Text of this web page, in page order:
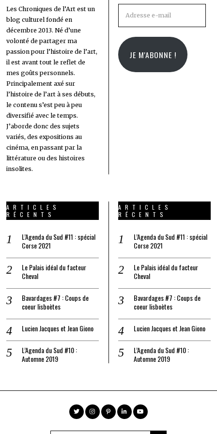
Les Chroniques de l’Art est un
blog culturel fondé en
décembre 2013. Né d’une
volonté de partager ma
passion pour l’histoire de l’art,
il est avant tout le reflet de
mes goûts personnels.
Principalement axé sur
l’histoire de l’art à ses débuts,
le contenu s’est peu à peu
diversifié avec le temps.
J’aborde donc des sujets
variés, des expositions au
cinéma, en passant par la
littérature ou des histoires
insolites.
JE M'ABONNE !
ARTICLES
RÉCENTS
L’Agenda du Sud #11 : spécial
Corse 2021
Le Palais idéal du facteur
Cheval
Bavardages #7 : Coups de
coeur lisboètes
Lucien Jacques et Jean Giono
L’Agenda du Sud #10 :
Automne 2019
ARTICLES
RÉCENTS
L’Agenda du Sud #11 : spécial
Corse 2021
Le Palais idéal du facteur
Cheval
Bavardages #7 : Coups de
coeur lisboètes
Lucien Jacques et Jean Giono
L’Agenda du Sud #10 :
Automne 2019